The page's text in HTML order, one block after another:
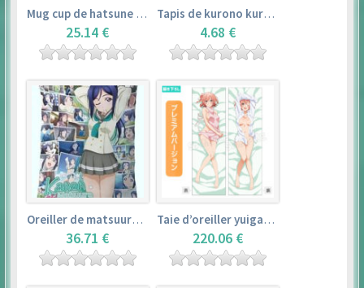
Mug cup de hatsune miku & super sonico – vocaloid
25.14 €
Tapis de kurono kurumu – rosario + vampire
4.68 €
Oreiller de matsuura kanan (35cm×53cm) – love live! sunshine!!
36.71 €
Taie d’oreiller yuigahama yui (50cm×150cm) – yahari ore no seishun love comedy wa machigatteiru. zoku
220.06 €